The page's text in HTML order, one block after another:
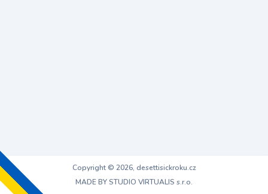
Copyright © 2026, desettisickroku.cz
MADE BY STUDIO VIRTUALIS s.r.o.